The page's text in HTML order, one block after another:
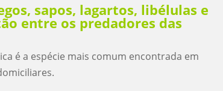
sapos, lagartos, libélulas e
entre os predadores das
é a espécie mais comum encontrada em